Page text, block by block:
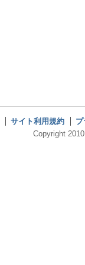
サイト利用規約
Copyright